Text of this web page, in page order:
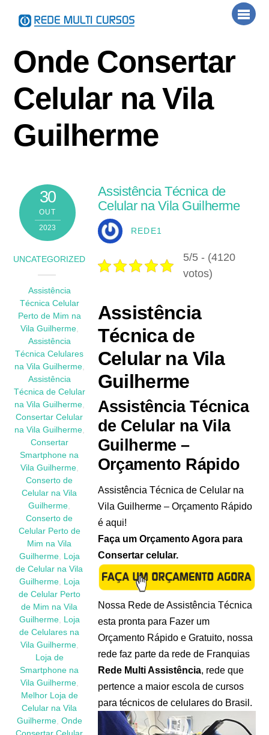
Onde Consertar
Celular na Vila
Guilherme
30
OUT
2023
UNCATEGORIZED
Assistência
Técnica Celular
Perto de Mim na
Vila Guilherme,
Assistência
Técnica Celulares
na Vila Guilherme,
Assistência
Técnica de Celular
na Vila Guilherme,
Consertar Celular
na Vila Guilherme,
Consertar
Smartphone na
Vila Guilherme,
Conserto de
Celular na Vila
Guilherme,
Conserto de
Celular Perto de
Mim na Vila
Guilherme, Loja
de Celular na Vila
Guilherme, Loja
de Celular Perto
de Mim na Vila
Guilherme, Loja
de Celulares na
Vila Guilherme,
Loja de
Smartphone na
Vila Guilherme,
Melhor Loja de
Celular na Vila
Guilherme, Onde
Assistência Técnica de
Celular na Vila Guilherme
REDE1
5/5 - (4120
votos)
Assistência
Técnica de
Celular na Vila
Guilherme
Assistência Técnica
de Celular na Vila
Guilherme –
Orçamento Rápido
Assistência Técnica de Celular na
Vila Guilherme – Orçamento Rápido
é aqui!
Faça um Orçamento Agora para
Consertar celular.
Nossa Rede de Assistência Técnica
esta pronta para Fazer um
Orçamento Rápido e Gratuito, nossa
rede faz parte da rede de Franquias
Rede Multi Assistência, rede que
pertence a maior escola de cursos
para técnicos de celulares do Brasil.